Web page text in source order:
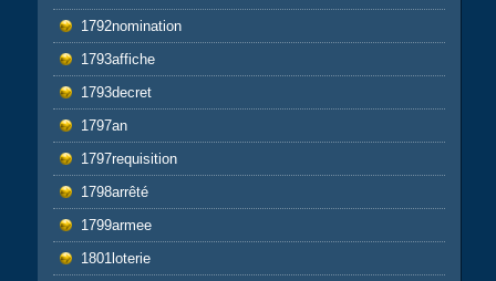
1792nomination
1793affiche
1793decret
1797an
1797requisition
1798arrêté
1799armee
1801loterie